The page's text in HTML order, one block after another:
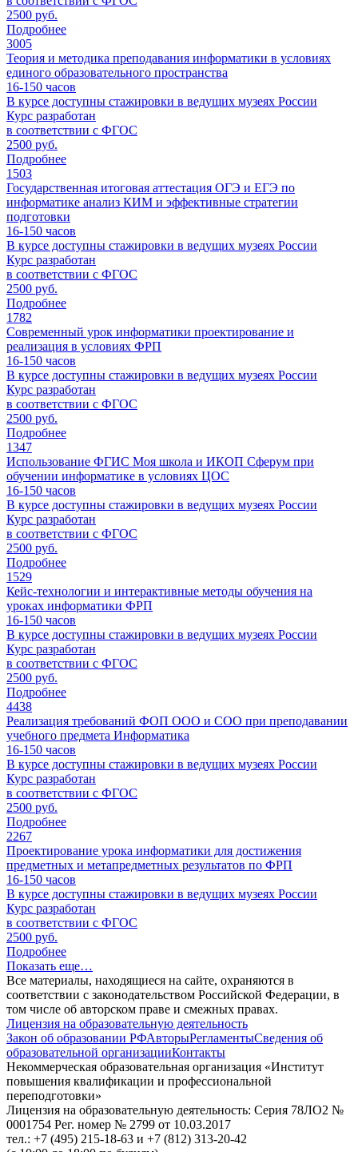
2500 руб.
Подробнее
3005
Теория и методика преподавания информатики в условиях
единого образовательного пространства
16-150 часов
В курсе доступны стажировки в ведущих музеях России
Курс разработан
в соответствии с ФГОС
2500 руб.
Подробнее
1503
Государственная итоговая аттестация ОГЭ и ЕГЭ по
информатике анализ КИМ и эффективные стратегии
подготовки
16-150 часов
В курсе доступны стажировки в ведущих музеях России
Курс разработан
в соответствии с ФГОС
2500 руб.
Подробнее
1782
Современный урок информатики проектирование и
реализация в условиях ФРП
16-150 часов
В курсе доступны стажировки в ведущих музеях России
Курс разработан
в соответствии с ФГОС
2500 руб.
Подробнее
1347
Использование ФГИС Моя школа и ИКОП Сферум при
обучении информатике в условиях ЦОС
16-150 часов
В курсе доступны стажировки в ведущих музеях России
Курс разработан
в соответствии с ФГОС
2500 руб.
Подробнее
1529
Кейс-технологии и интерактивные методы обучения на
уроках информатики ФРП
16-150 часов
В курсе доступны стажировки в ведущих музеях России
Курс разработан
в соответствии с ФГОС
2500 руб.
Подробнее
4438
Реализация требований ФОП ООО и СОО при преподавании
учебного предмета Информатика
16-150 часов
В курсе доступны стажировки в ведущих музеях России
Курс разработан
в соответствии с ФГОС
2500 руб.
Подробнее
2267
Проектирование урока информатики для достижения
предметных и метапредметных результатов по ФРП
16-150 часов
В курсе доступны стажировки в ведущих музеях России
Курс разработан
в соответствии с ФГОС
2500 руб.
Подробнее
Показать еще…
Все материалы, находящиеся на сайте, охраняются в
соответствии с законодательством Российской Федерации, в
том числе об авторском праве и смежных правах.
Лицензия на образовательную деятельность
Закон об образовании РФАвторыРегламентыСведения об
образовательной организацииКонтакты
Некоммерческая образовательная организация «Институт
повышения квалификации и профессиональной
переподготовки»
Лицензия на образовательную деятельность: Серия 78ЛО2 №
0001754 Рег. номер № 2799 от 10.03.2017
тел.: +7 (495) 215-18-63 и +7 (812) 313-20-42